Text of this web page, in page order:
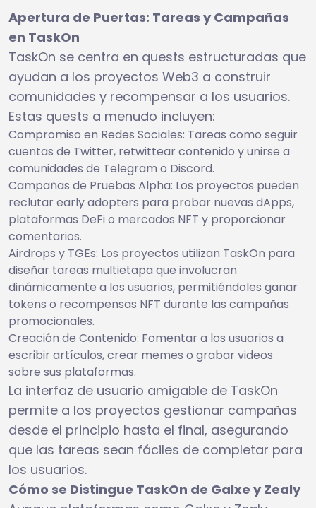
Apertura de Puertas: Tareas y Campañas
en TaskOn
TaskOn se centra en quests estructuradas que
ayudan a los proyectos Web3 a construir
comunidades y recompensar a los usuarios.
Estas quests a menudo incluyen:
Compromiso en Redes Sociales: Tareas como seguir
cuentas de Twitter, retwittear contenido y unirse a
comunidades de Telegram o Discord.
Campañas de Pruebas Alpha: Los proyectos pueden
reclutar early adopters para probar nuevas dApps,
plataformas DeFi o mercados NFT y proporcionar
comentarios.
Airdrops y TGEs: Los proyectos utilizan TaskOn para
diseñar tareas multietapa que involucran
dinámicamente a los usuarios, permitiéndoles ganar
tokens o recompensas NFT durante las campañas
promocionales.
Creación de Contenido: Fomentar a los usuarios a
escribir artículos, crear memes o grabar videos
sobre sus plataformas.
La interfaz de usuario amigable de TaskOn
permite a los proyectos gestionar campañas
desde el principio hasta el final, asegurando
que las tareas sean fáciles de completar para
los usuarios.
Cómo se Distingue TaskOn de Galxe y Zealy